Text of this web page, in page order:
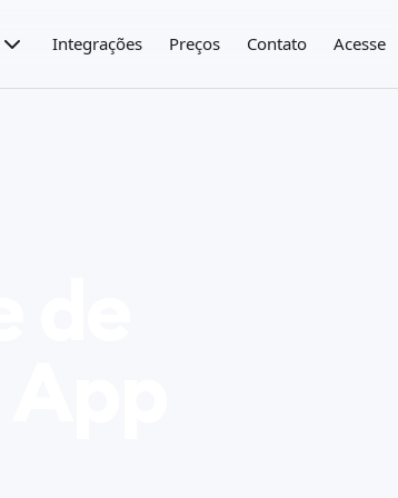
Integrações Preços Contato Acesse